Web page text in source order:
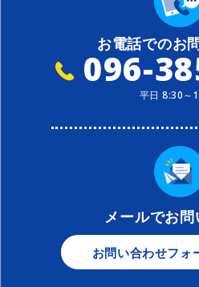
お電話でのお
096-
平日 8:30～
メールでお
お問い合わせフォ